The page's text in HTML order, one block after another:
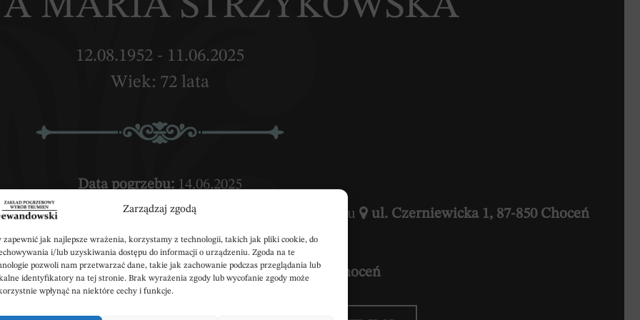
Zarządzaj zgodą
zapewnić jak najlepsze wrażenia, korzystamy z technologii, takich jak pliki cookie, do
i/lub uzyskiwania dostępu do informacji o urządzeniu. Zgoda na te
pozwoli nam przetwarzać dane, takie jak zachowanie podczas przeglądania lub
identyfikatory na tej stronie. Brak wyrażenia zgody lub wycofanie zgody może
wpłynąć na niektóre cechy i funkcje.
12.08.1952 - 11.06.2025
Wiek: 72 lata
Data pogrzebu: 14.06.2025
w Kościele Parafialnym p.w. św. Idziego w Choceniu
ul. Czerniewicka 1, 87-850 Choceń
Wyprowadzenie do grobu o godz.15:30
Parafialny w Choceniu ul. Jarzębinowa 2, 87-850 Choceń